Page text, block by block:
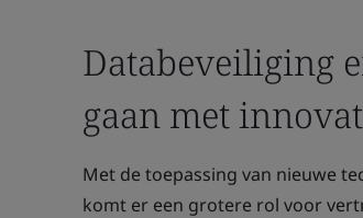
Databeveiliging
gaan met
Met de toepassing van nieuwe
komt er een grotere rol voor